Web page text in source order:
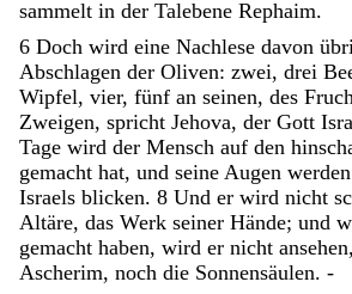
sammelt in der Talebene Rephaim.
6 Doch wird eine Nachlese davon
Abschlagen der Oliven: zwei, drei
Wipfel, vier, fünf an seinen, des
Zweigen, spricht Jehova, der Gott
Tage wird der Mensch auf den
gemacht hat, und seine Augen werden
Israels blicken. 8 Und er wird nicht
Altäre, das Werk seiner Hände; und
gemacht haben, wird er nicht ansehen,
Ascherim, noch die Sonnensäulen. -